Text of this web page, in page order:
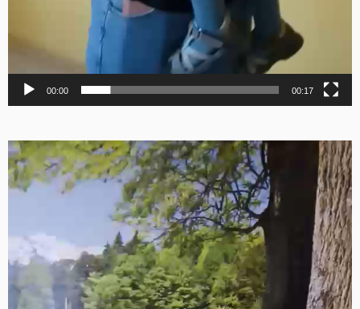
00:00 00:17
Видеоплеер